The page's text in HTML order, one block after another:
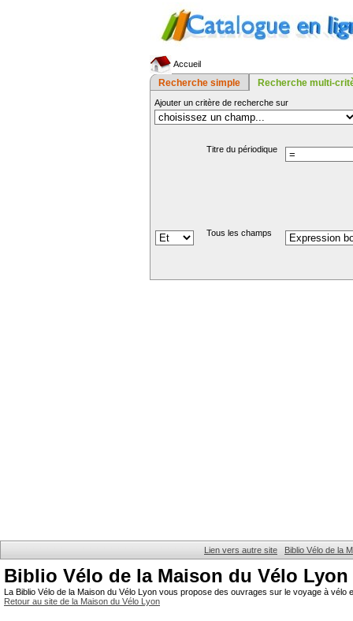
Accueil
Recherche simple Recherche multi-
Ajouter un critère de recherche sur
Titre du périodique
Tous les champs
Lien vers autre site Biblio Vélo de la
Biblio Vélo de la Maison du Vélo Lyon
La Biblio Vélo de la Maison du Vélo Lyon vous propose des ouvrages sur le voyage à
Retour au site de la Maison du Vélo Lyon